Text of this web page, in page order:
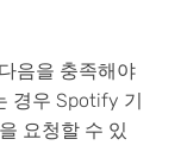
음을 충족해야
경우 Spotify 기
요청할 수 있